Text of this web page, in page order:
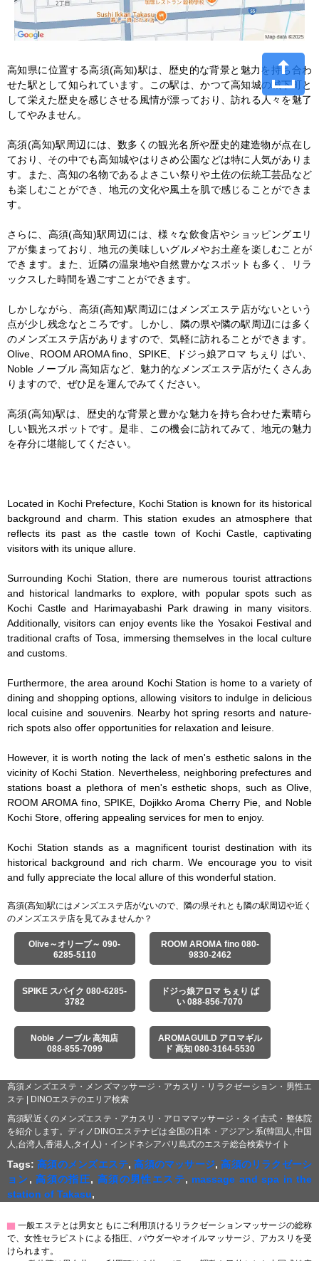
高知県に位置する高須(高知)駅は、歴史的な背景と魅力を持ち合わ
せた駅として知られています。この駅は、かつて高知城の城下町と
して栄えた歴史を感じさせる風情が漂っており、訪れる人々を魅了
してやみません。
高須(高知)駅周辺には、数多くの観光名所や歴史的建造物が点在し
ており、その中でも高知城やはりさめ公園などは特に人気がありま
す。また、高知の名物であるよさこい祭りや土佐の伝統工芸品など
も楽しむことができ、地元の文化や風土を肌で感じることができま
す。
さらに、高須(高知)駅周辺には、様々な飲食店やショッピングエリ
アが集まっており、地元の美味しいグルメやお土産を楽しむことが
できます。また、近隣の温泉地や自然豊かなスポットも多く、リラ
ックスした時間を過ごすことができます。
しかしながら、高須(高知)駅周辺にはメンズエステ店がないという
点が少し残念なところです。しかし、隣の県や隣の駅周辺には多く
のメンズエステ店がありますので、気軽に訪れることができます。
Olive、ROOM AROMA fino、SPIKE、ドジっ娘アロマ ちぇり ぱい、
Noble ノーブル 高知店など、魅力的なメンズエステ店がたくさんあ
りますので、ぜひ足を運んでみてください。
高須(高知)駅は、歴史的な背景と豊かな魅力を持ち合わせた素晴ら
しい観光スポットです。是非、この機会に訪れてみて、地元の魅力
を存分に堪能してください。
Located in Kochi Prefecture, Kochi Station is known for its historical
background and charm. This station exudes an atmosphere that
reflects its past as the castle town of Kochi Castle, captivating
visitors with its unique allure.
Surrounding Kochi Station, there are numerous tourist attractions
and historical landmarks to explore, with popular spots such as
Kochi Castle and Harimayabashi Park drawing in many visitors.
Additionally, visitors can enjoy events like the Yosakoi Festival and
traditional crafts of Tosa, immersing themselves in the local culture
and customs.
Furthermore, the area around Kochi Station is home to a variety of
dining and shopping options, allowing visitors to indulge in delicious
local cuisine and souvenirs. Nearby hot spring resorts and nature-
rich spots also offer opportunities for relaxation and leisure.
However, it is worth noting the lack of men's esthetic salons in the
vicinity of Kochi Station. Nevertheless, neighboring prefectures and
stations boast a plethora of men's esthetic shops, such as Olive,
ROOM AROMA fino, SPIKE, Dojikko Aroma Cherry Pie, and Noble
Kochi Store, offering appealing services for men to enjoy.
Kochi Station stands as a magnificent tourist destination with its
historical background and rich charm. We encourage you to visit
and fully appreciate the local allure of this wonderful station.
高須(高知)駅にはメンズエステ店がないので、隣の県それとも隣の駅周辺や近く
のメンズエステ店を見てみませんか？
Olive～オリーブ～ 090-
6285-5110
ROOM AROMA fino 080-
9830-2462
SPIKE スパイク 080-6285-
3782
ドジっ娘アロマ ちぇり ぱ
い 088-856-7070
Noble ノーブル 高知店
088-855-7099
AROMAGUILD アロマギル
ド 高知 080-3164-5530
高須メンズエステ・メンズマッサージ・アカスリ・リラクゼーション・男性エ
ステ | DINOエステのエリア検索
高須駅近くのメンズエステ・アカスリ・アロママッサージ・タイ古式・整体院
を紹介します。ディノDINOエステナビは全国の日本・アジアン系(韓国人,中国
人,台湾人,香港人,タイ人)・インドネシアバリ島式のエステ総合検索サイト
Tags:高須のメンズエステ,高須のマッサージ,高須のリラクゼーシ
ョン,高須の指圧, 高須の男性エステ, massage and spa in the
station of Takasu,
▇ 一般エステとは男女ともにご利用頂けるリラクゼーションマッサージの総称
で、女性セラピストによる指圧、パウダーやオイルマッサージ、アカスリを受
けられます。